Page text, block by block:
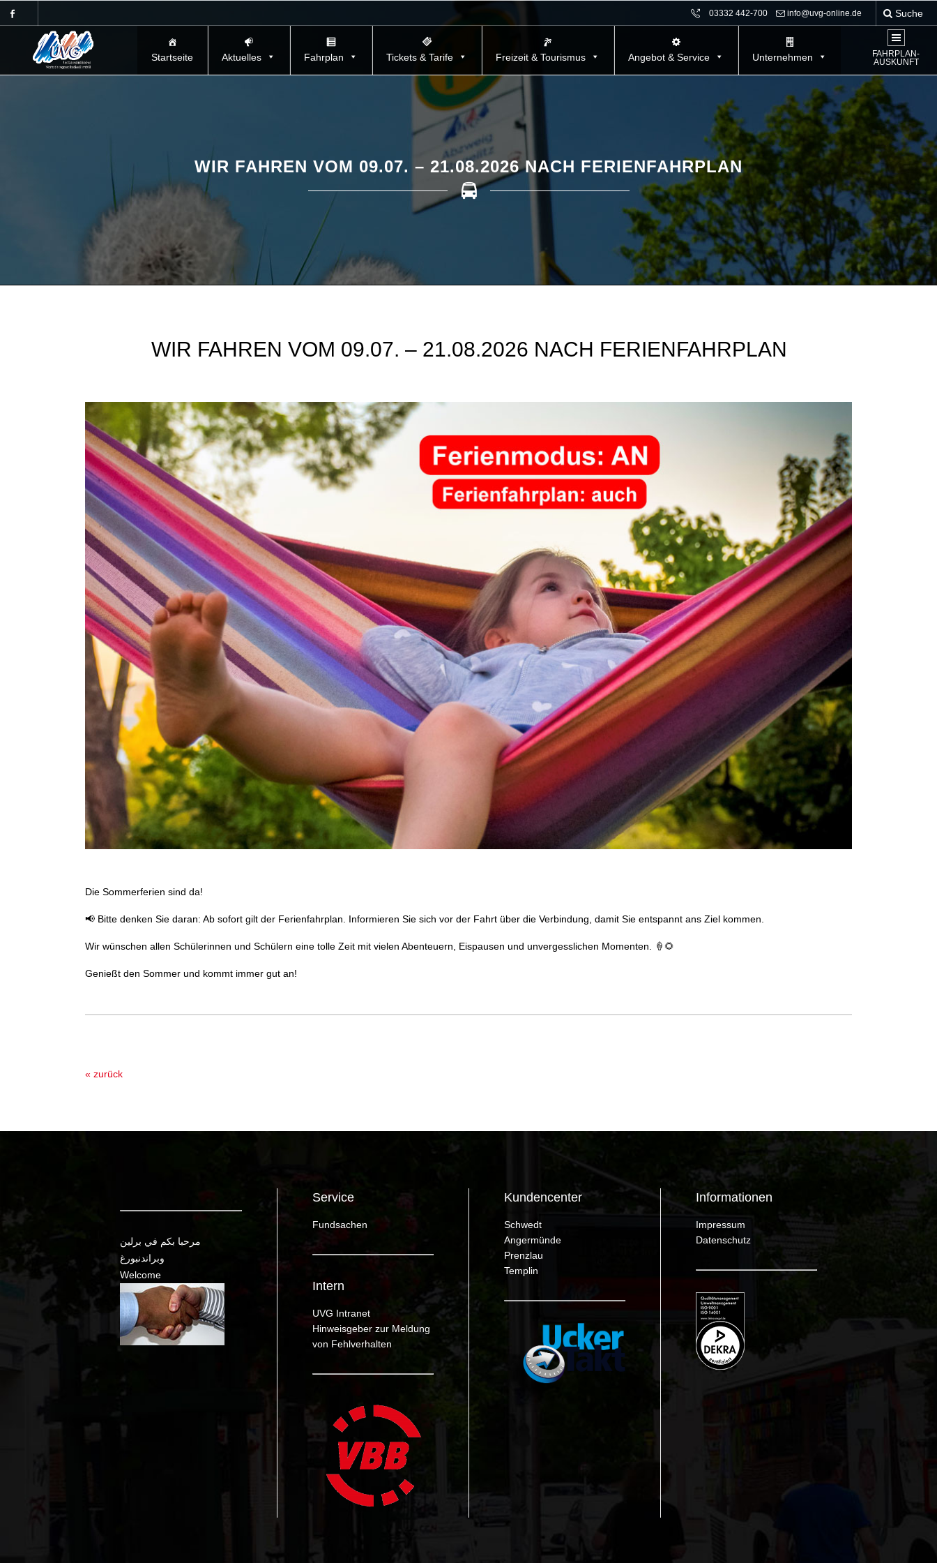
03332 442-700 info@uvg-online.de Suche
FAHRPLAN-
AUSKUNFT
Startseite Aktuelles Fahrplan Tickets & Tarife Freizeit & Tourismus Angebot & Service Unternehmen
WIR FAHREN VOM 09.07. – 21.08.2026 NACH FERIENFAHRPLAN
WIR FAHREN VOM 09.07. – 21.08.2026 NACH FERIENFAHRPLAN
Die Sommerferien sind da!
📢 Bitte denken Sie daran: Ab sofort gilt der Ferienfahrplan. Informieren Sie sich vor der Fahrt über die Verbindung, damit Sie entspannt ans Ziel kommen.
Wir wünschen allen Schülerinnen und Schülern eine tolle Zeit mit vielen Abenteuern, Eispausen und unvergesslichen Momenten. 🍦🌻
Genießt den Sommer und kommt immer gut an!
« zurück
مرحبا بكم في برلين
وبراندنبورغ
Welcome
Service
Fundsachen
Intern
UVG Intranet
Hinweisgeber zur Meldung
von Fehlverhalten
Kundencenter
Schwedt
Angermünde
Prenzlau
Templin
Informationen
Impressum
Datenschutz